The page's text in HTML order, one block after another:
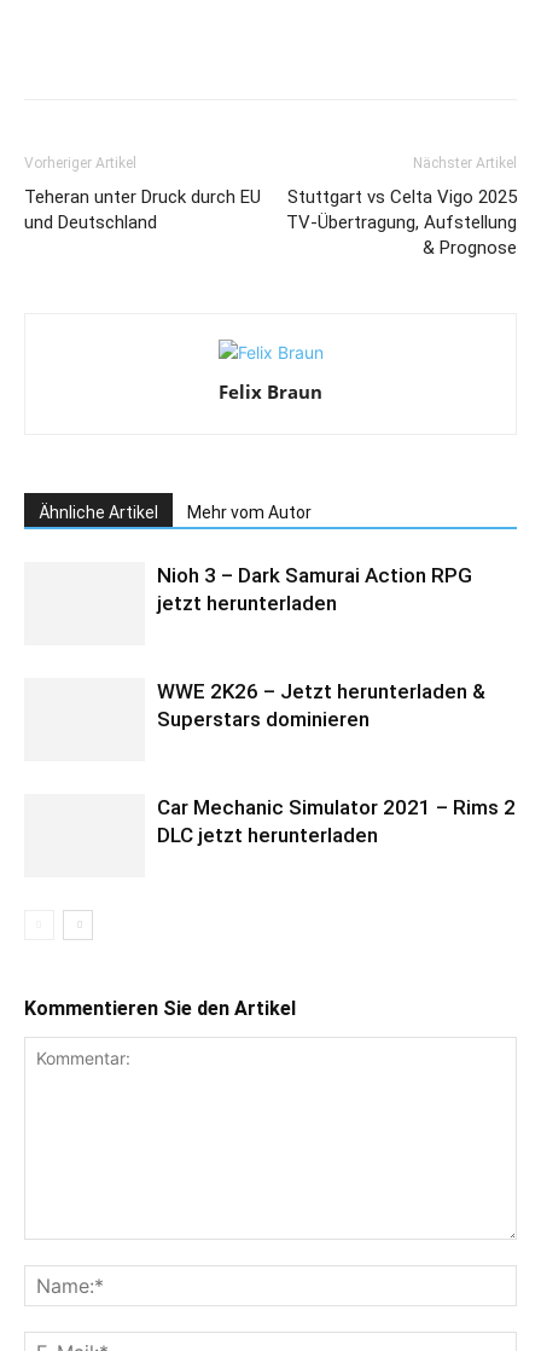
Vorheriger Artikel
Teheran unter Druck durch EU
und Deutschland
Nächster Artikel
Stuttgart vs Celta Vigo 2025
TV-Übertragung, Aufstellung
& Prognose
Felix Braun
Ähnliche Artikel Mehr vom Autor
Nioh 3 – Dark Samurai Action RPG
jetzt herunterladen
WWE 2K26 – Jetzt herunterladen &
Superstars dominieren
Car Mechanic Simulator 2021 – Rims 2
DLC jetzt herunterladen
Kommentieren Sie den Artikel